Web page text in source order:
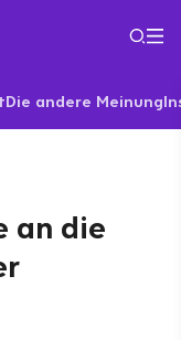
Die andere Meinung
an die